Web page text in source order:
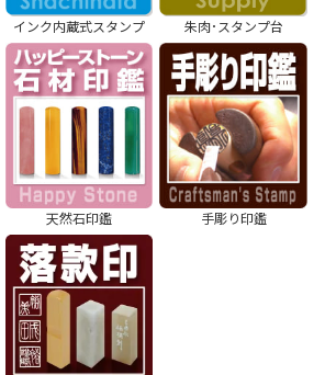
インク内蔵式スタンプ 朱肉･スタンプ台
天然石印鑑 手彫り印鑑